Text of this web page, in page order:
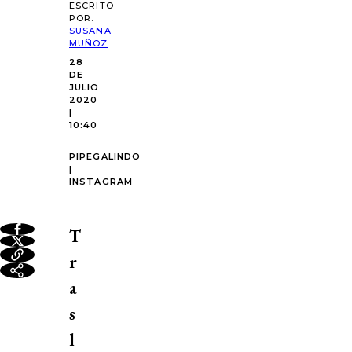
ESCRITO
POR:
SUSANA
MUÑOZ
28
DE
JULIO
2020
|
10:40
PIPEGALINDO
|
INSTAGRAM
T
r
a
s
l